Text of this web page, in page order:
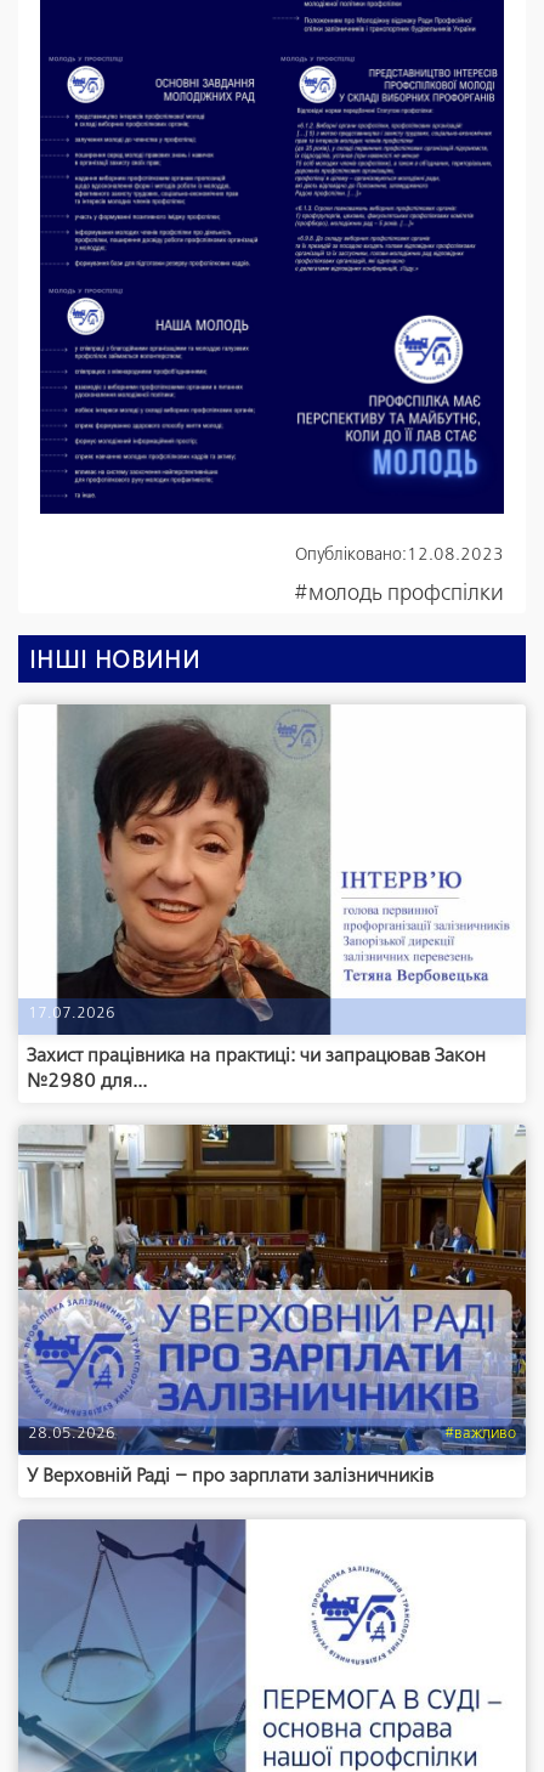
Опубліковано: 12.08.2023
#молодь профспілки
ІНШІ НОВИНИ
17.07.2026
Захист працівника на практиці: чи запрацював Закон
№2980 для...
28.05.2026 #важливо
У Верховній Раді – про зарплати залізничників